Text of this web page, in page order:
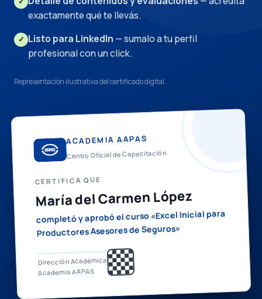
exactamente qué te llevás.
✓ Listo para LinkedIn — sumalo a tu perfil
profesional con un click.
Representación ilustrativa del certificado digital.
ACADEMIA AAPAS
Centro Oficial de Capacitación
CERTIFICA QUE
María del Carmen López
completó y aprobó el curso «Excel Inicial para
Productores Asesores de Seguros»
Dirección Académica
Academia AAPAS